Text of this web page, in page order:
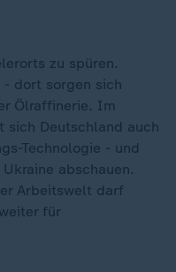
zu spüren.
dort sorgen sich
Ölraffinerie. Im
sich Deutschland auch
Technologie - und
abschauen.
Arbeitswelt darf
für